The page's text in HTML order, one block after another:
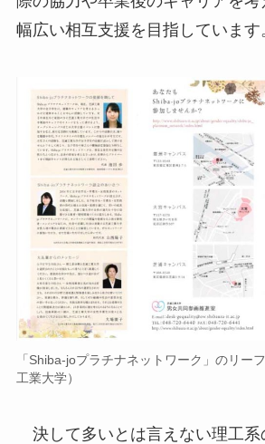
幅広い相互支援を目指しています
「Shiba-joプラチナネットワーク」のリー
工業大学）
決して多いとは言えない理工系